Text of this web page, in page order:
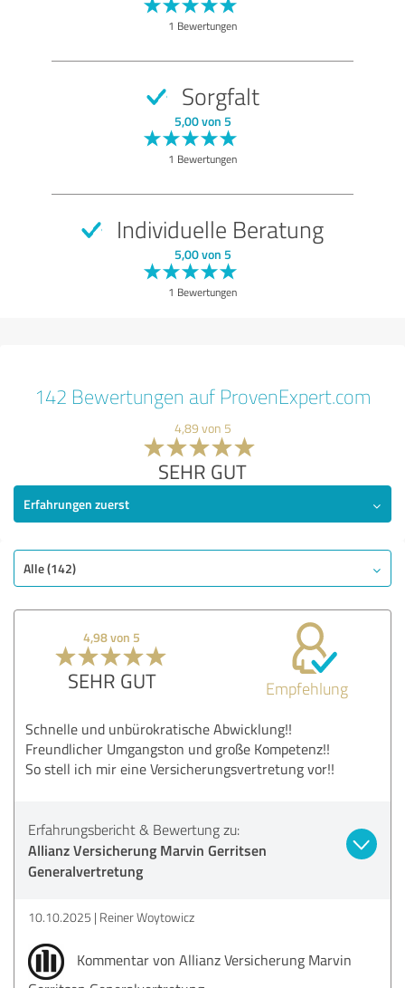
1 Bewertungen
Sorgfalt
5,00 von 5
1 Bewertungen
Individuelle Beratung
5,00 von 5
1 Bewertungen
142 Bewertungen auf ProvenExpert.com
4,89 von 5
SEHR GUT
Erfahrungen zuerst
Alle (142)
4,98 von 5
SEHR GUT Empfehlung
Schnelle und unbürokratische Abwicklung!!
Freundlicher Umgangston und große Kompetenz!!
So stell ich mir eine Versicherungsvertretung vor!!
Erfahrungsbericht & Bewertung zu:
Allianz Versicherung Marvin Gerritsen
Generalvertretung
10.10.2025 Reiner Woytowicz
Kommentar von Allianz Versicherung Marvin